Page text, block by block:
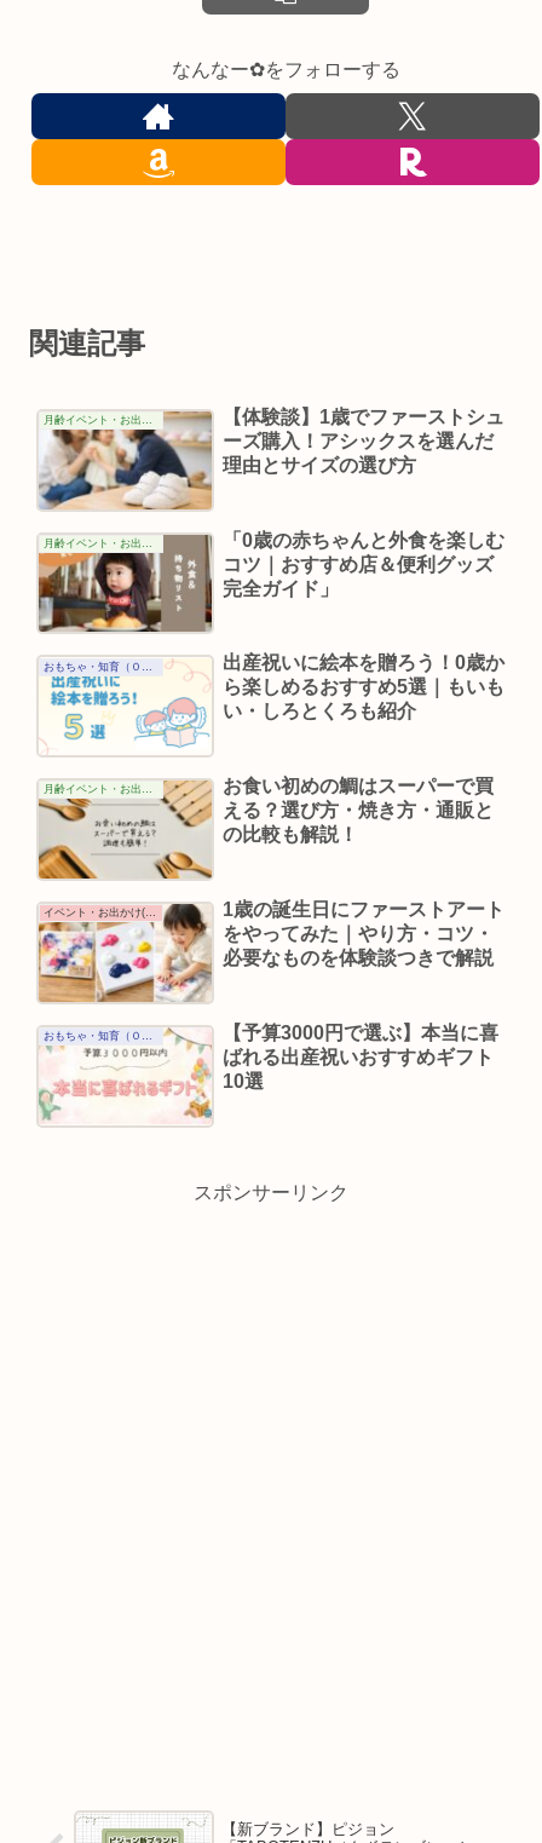
なんなー✿をフォローする
関連記事
月齢イベント・お出かけ（０歳）
【体験談】1歳でファーストシュ
ーズ購入！アシックスを選んだ
理由とサイズの選び方
「0歳の赤ちゃんと外食を楽しむ
コツ｜おすすめ店＆便利グッズ
完全ガイド」
出産祝いに絵本を贈ろう！0歳か
ら楽しめるおすすめ5選｜もいも
い・しろとくろも紹介
月齢イベント・お出かけ（０歳）
お食い初めの鯛はスーパーで買
える？選び方・焼き方・通販と
の比較も解説！
イベント・お出かけ(１歳)
1歳の誕生日にファーストアート
をやってみた｜やり方・コツ・
必要なものを体験談つきで解説
【予算3000円で選ぶ】本当に喜
ばれる出産祝いおすすめギフト
10選
スポンサーリンク
【新ブランド】ピジョン